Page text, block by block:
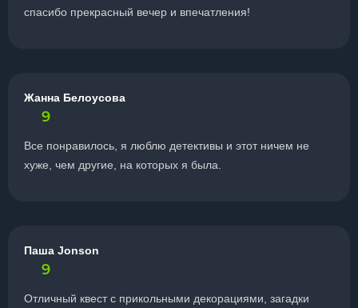
спасибо прекрасный вечер и впечатления!
Жанна Белоусова
9
Все понравилось, я люблю детективы и этот ничем не
хуже, чем другие, на которых я была.
Паша Jonson
9
Отличный квест с прикольными декорациями, загадки